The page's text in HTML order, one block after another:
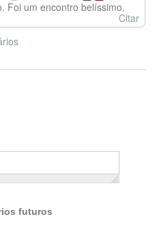
Foi um encontro belíssimo.
Citar
futuros